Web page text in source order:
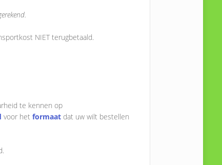
NIET terugbetaald.
te kennen op
voor hetformaat dat uw wilt bestellen